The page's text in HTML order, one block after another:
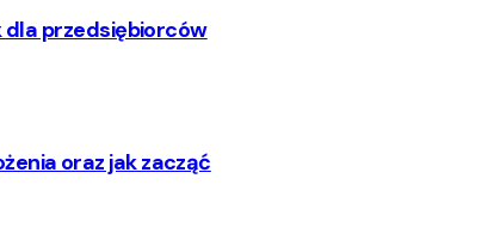
przedsiębiorców
oraz jak zacząć